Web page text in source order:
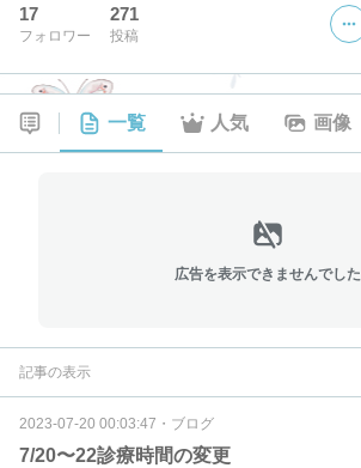
17
フォロワー
271
投稿
一覧 人気 画像
広告を表示できませんでした
記事の表示
2023-07-20 00:03:47 ・ ブログ
7/20〜22診療時間の変更